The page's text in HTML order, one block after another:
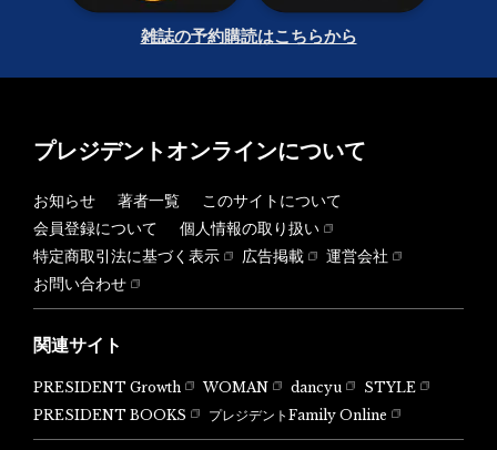
雑誌の予約購読はこちらから
プレジデントオンラインについて
お知らせ 著者一覧
このサイトについて
会員登録について
個人情報の取り扱い
特定商取引法に基づく表示
広告掲載
運営会社
お問い合わせ
関連サイト
PRESIDENT Growth WOMAN dancyu
STYLE
PRESIDENT BOOKS
プレジデントFamily Online